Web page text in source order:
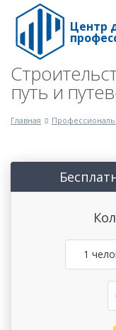
Центр
путь и
Главная
1